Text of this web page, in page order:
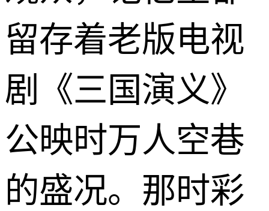
留存着老版电视
剧《三国演义》
公映时万人空巷
的盛况。那时彩